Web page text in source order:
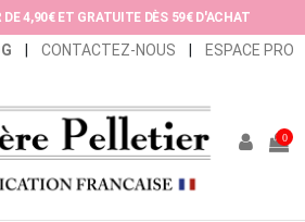
4,90€ ET GRATUITE DÈS 59€ D'ACHAT
CONTACTEZ-NOUS ESPACE PRO
0